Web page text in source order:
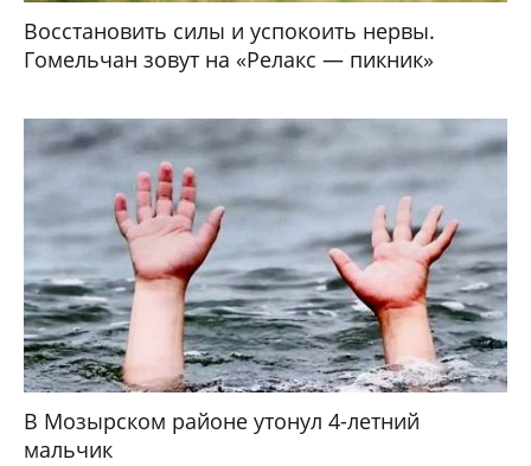
Восстановить силы и успокоить нервы.
Гомельчан зовут на «Релакс — пикник»
В Мозырском районе утонул 4-летний
мальчик